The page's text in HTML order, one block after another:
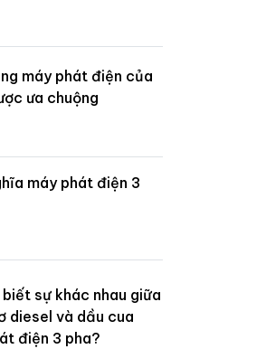
máy phát điện của
ưa chuộng
máy phát điện 3
sự khác nhau giữa
diesel và dầu cua
điện 3 pha?